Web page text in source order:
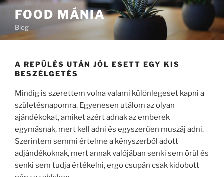
Tartalomhoz
FOOD MÁNIA
Blog
A REPÜLÉS UTÁN JÓL ESETT EGY KIS
BESZÉLGETÉS
Mindig is szerettem volna valami különlegeset kapni a
születésnapomra. Egyenesen utálom az olyan
ajándékokat, amiket azért adnak az emberek
egymásnak, mert kell adni és egyszerűen muszáj adni.
Szerintem semmi értelme a kényszerből adott
adjándékoknak, mert annak valójában senki sem örül és
senki sem tudja értékelni, ergo csupán csak kidobott